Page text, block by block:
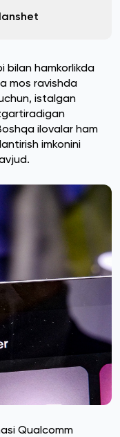
bilan hamkorlikda
mos ravishda
istalgan
ilovalar ham
imkonini
Qualcomm